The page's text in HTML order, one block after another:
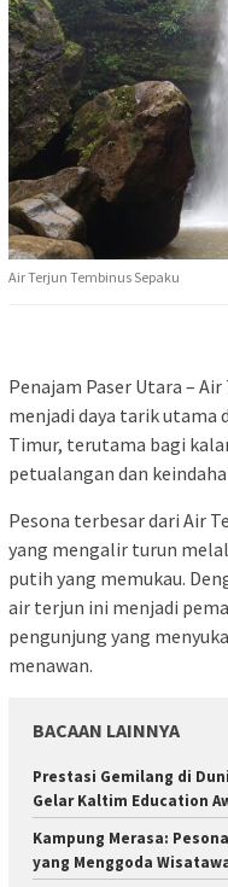
Air Terjun Tembinus Sepaku
Penajam Paser Utara –
menjadi daya tarik utama
Timur, terutama bagi
petualangan dan
Pesona terbesar dari Air
yang mengalir turun
putih yang memukau.
air terjun ini menjadi
pengunjung yang
menawan.
BACAAN LAINNYA
Prestasi Gemilang di
Gelar Kaltim Education
Kampung Merasa:
yang Menggoda